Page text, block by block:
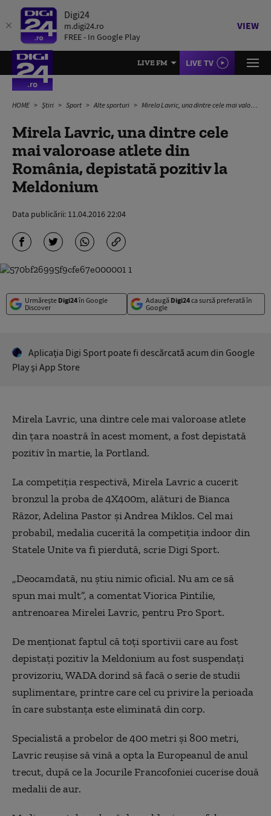
Digi24
m.digi24.ro
FREE - In Google Play
VIEW
LIVE FM LIVE TV
HOME Știri Sport Alte sporturi Mirela Lavric, una dintre cele mai valoroase atlete din România, depistată pozitiv la Meldonium
Mirela Lavric, una dintre cele
mai valoroase atlete din
România, depistată pozitiv la
Meldonium
Data publicării: 11.04.2016 22:04
Urmărește Digi24în Google
Discover
Adaugă Digi24ca sursă preferată în
Google
Aplicaţia Digi Sport poate fi descărcată acum din Google
Play şi App Store
Mirela Lavric, una dintre cele mai valoroase atlete
din ţara noastră în acest moment, a fost depistată
pozitiv în martie, la Portland.
La competiţia respectivă, Mirela Lavric a cucerit
bronzul la proba de 4X400m, alături de Bianca
Răzor, Adelina Pastor şi Andrea Miklos. Cel mai
probabil, medalia cucerită la competiţia indoor din
Statele Unite va fi pierdută, scrie Digi Sport.
„Deocamdată, nu ştiu nimic oficial. Nu am ce să
spun mai mult”, a comentat Viorica Pintilie,
antrenoarea Mirelei Lavric, pentru Pro Sport.
De menţionat faptul că toţi sportivii care au fost
depistaţi pozitiv la Meldonium au fost suspendaţi
provizoriu, WADA dorind să facă o serie de studii
suplimentare, printre care cel cu privire la perioada
în care substanţa este eliminată din corp.
Specialistă a probelor de 400 metri şi 800 metri,
Lavric reuşise să vină a opta la Europeanul de anul
trecut, după ce la Jocurile Francofoniei cucerise două
medalii de aur.